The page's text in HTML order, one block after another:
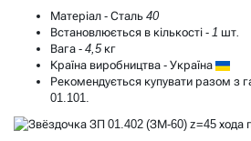
Матеріал - Сталь 40
Встановлюється в кількості - 1 шт.
Вага - 4,5 кг
Країна виробництва - Україна
Рекомендується купувати разом з
01.101.